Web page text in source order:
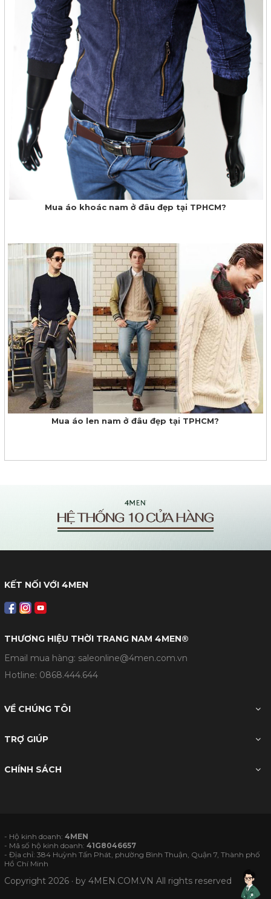
Mua áo khoác nam ở đâu đẹp tại TPHCM?
Mua áo len nam ở đâu đẹp tại TPHCM?
KẾT NỐI VỚI 4MEN
THƯƠNG HIỆU THỜI TRANG NAM 4MEN®
Email mua hàng: saleonline@4men.com.vn
Hotline: 0868.444.644
VỀ CHÚNG TÔI
TRỢ GIÚP
CHÍNH SÁCH
- Hộ kinh doanh:4MEN
- Mã số hộ kinh doanh:41G8046657
- Địa chỉ: 384 Huỳnh Tấn Phát, phường Bình Thuận, Quận 7, Thành phố
Hồ Chí Minh
Copyright 2026 · by4MEN.COM.VN All rights reserved